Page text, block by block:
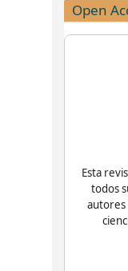
Open
Esta
todos
autores